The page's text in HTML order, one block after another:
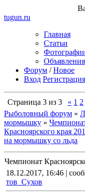
tugun.ru
Главная
Статьи
Объявления
Форум /Новое
Вход Регистрация
Страница 3 из 3 « 1 2
Рыболовный форум »
мормышку »
Красноярского края
на мормышку со льда
Чемпионат
18.12.2017, 16:46 |
тов_Сухов